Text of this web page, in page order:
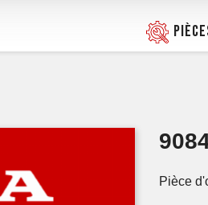
Pièce